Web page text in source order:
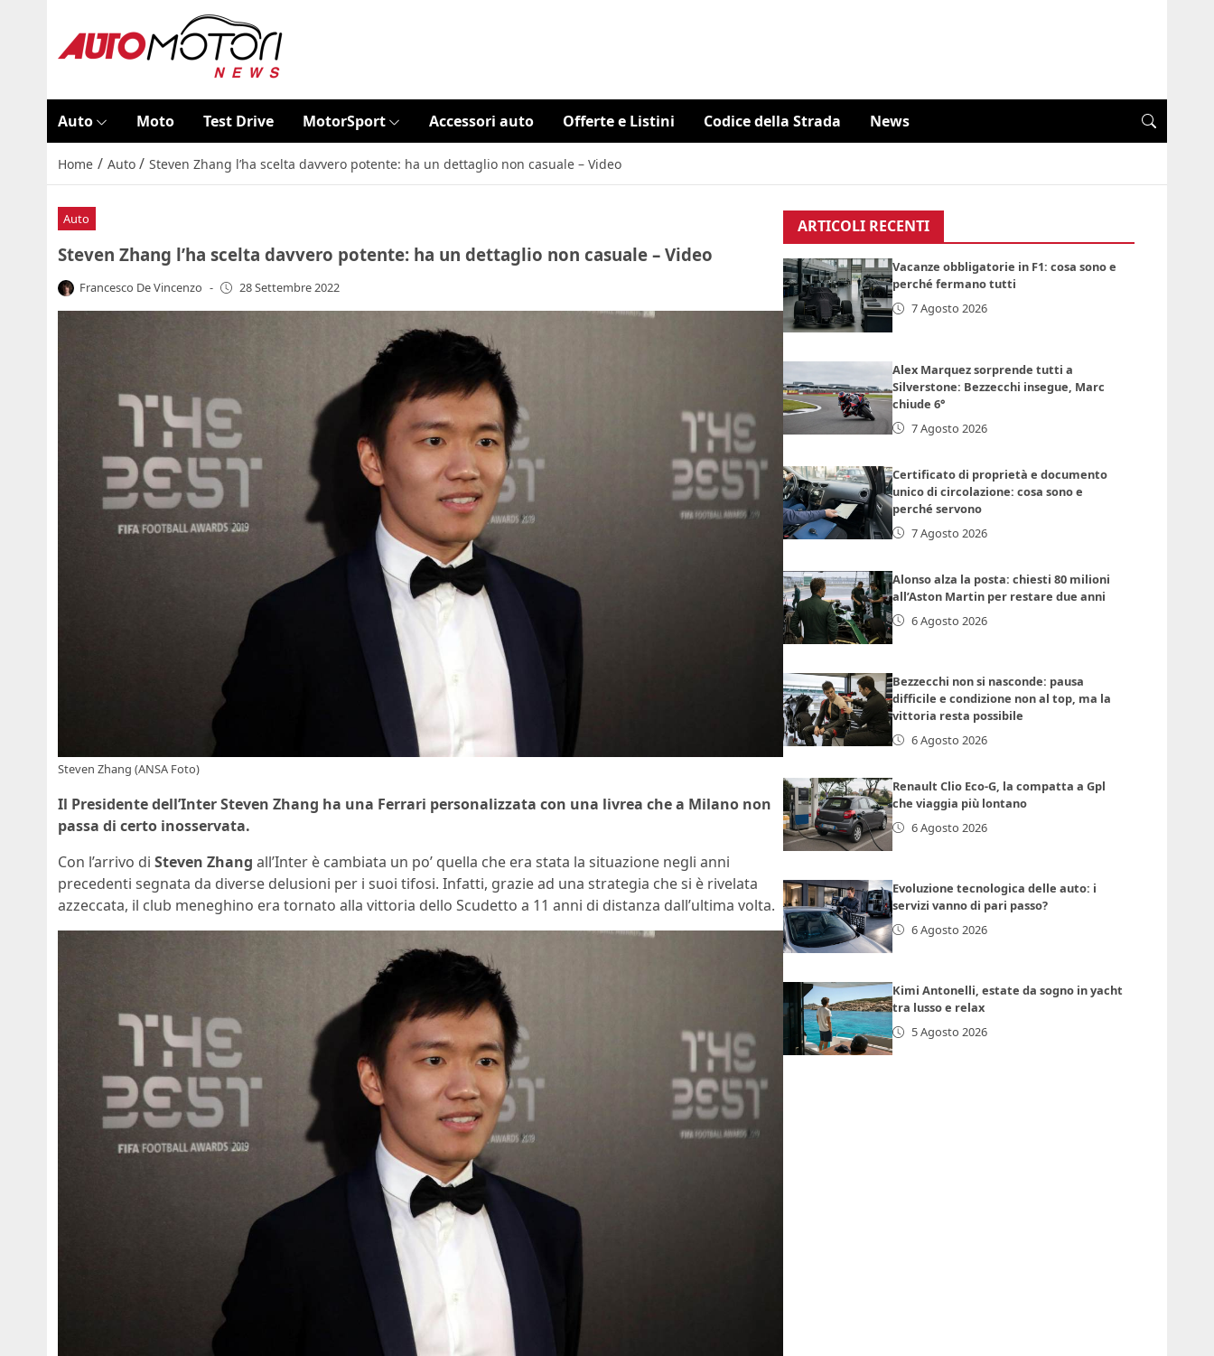
Auto Moto Test Drive MotorSport Accessori auto Offerte e Listini Codice della Strada News
Home / Auto / Steven Zhang l’ha scelta davvero potente: ha un dettaglio non casuale – Video
Auto
Steven Zhang l’ha scelta davvero potente: ha un dettaglio non casuale – Video
Francesco De Vincenzo - 28 Settembre 2022
Steven Zhang (ANSA Foto)
Il Presidente dell’Inter Steven Zhang ha una Ferrari personalizzata con una livrea che a Milano non
passa di certo inosservata.
Con l’arrivo di Steven Zhang all’Inter è cambiata un po’ quella che era stata la situazione negli anni
precedenti segnata da diverse delusioni per i suoi tifosi. Infatti, grazie ad una strategia che si è rivelata
azzeccata, il club meneghino era tornato alla vittoria dello Scudetto a 11 anni di distanza dall’ultima volta.
ARTICOLI RECENTI
Vacanze obbligatorie in F1: cosa sono e
perché fermano tutti
7 Agosto 2026
Alex Marquez sorprende tutti a
Silverstone: Bezzecchi insegue, Marc
chiude 6°
7 Agosto 2026
Certificato di proprietà e documento
unico di circolazione: cosa sono e
perché servono
7 Agosto 2026
Alonso alza la posta: chiesti 80 milioni
all’Aston Martin per restare due anni
6 Agosto 2026
Bezzecchi non si nasconde: pausa
difficile e condizione non al top, ma la
vittoria resta possibile
6 Agosto 2026
Renault Clio Eco-G, la compatta a Gpl
che viaggia più lontano
6 Agosto 2026
Evoluzione tecnologica delle auto: i
servizi vanno di pari passo?
6 Agosto 2026
Kimi Antonelli, estate da sogno in yacht
tra lusso e relax
5 Agosto 2026